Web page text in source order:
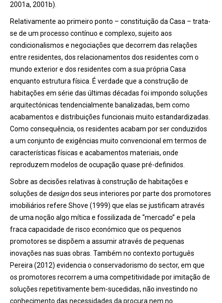
2001a, 2001b).
Relativamente ao primeiro ponto – constituição da Casa – trata-
se de um processo contínuo e complexo, sujeito aos
condicionalismos e negociações que decorrem das relações
entre residentes, dos relacionamentos dos residentes com o
mundo exterior e dos residentes com a sua própria Casa
enquanto estrutura física. É verdade que a construção de
habitações em série das últimas décadas foi impondo soluções
arquitectónicas tendencialmente banalizadas, bem como
acabamentos e distribuições funcionais muito estandardizadas.
Como consequência, os residentes acabam por ser conduzidos
a um conjunto de exigências muito convencional em termos de
características físicas e acabamentos materiais, onde
reproduzem modelos de ocupação quase pré-definidos.
Sobre as decisões relativas à construção de habitações e
soluções de designdos seus interiores por parte dos promotores
imobiliários refere Shove (1999) que elas se justificam através
de uma noção algo mítica e fossilizada de “mercado” e pela
fraca capacidade de risco económico que os pequenos
promotores se dispõem a assumir através de pequenas
inovações nas suas obras. Também no contexto português
Pereira (2012) evidencia o conservadorismo do sector, em que
os promotores recorrem a uma competitividade por imitação de
soluções repetitivamente bem-sucedidas, não investindo no
conhecimento das necessidades da procura nem no